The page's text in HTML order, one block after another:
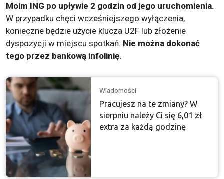
Moim ING po upływie 2 godzin od jego uruchomienia.
W przypadku chęci wcześniejszego wyłączenia,
konieczne będzie użycie klucza U2F lub złożenie
dyspozycji w miejscu spotkań. Nie można dokonać
tego przez bankową infolinię.
Wiadomości
Pracujesz na te zmiany? W
sierpniu należy Ci się 6,01 zł
extra za każdą godzinę